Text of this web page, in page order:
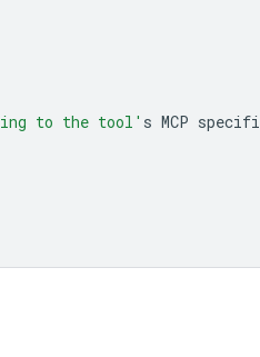
to the tool'
s MCP